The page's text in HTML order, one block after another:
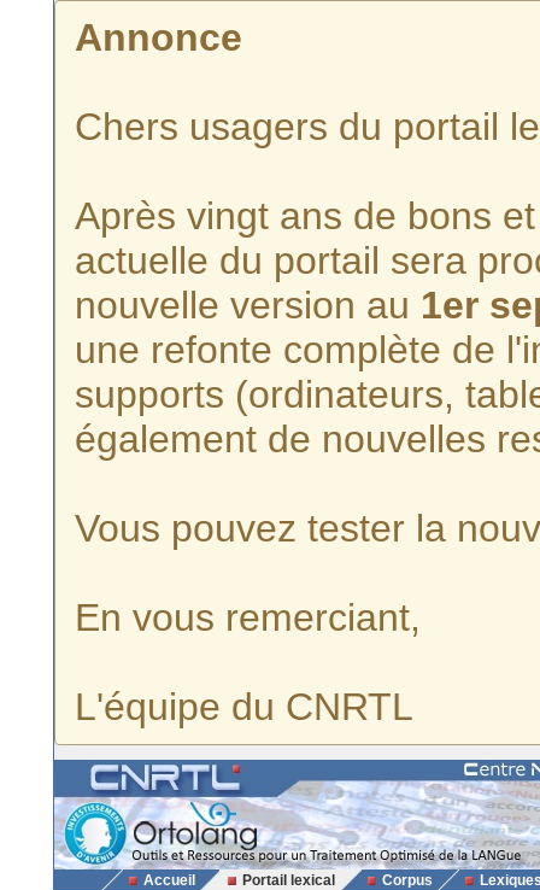
Annonce
Chers usagers du portail
Après vingt ans de bons
actuelle du portail sera
nouvelle version au 1er
une refonte complète de
supports (ordinateurs,
également de nouvelles
Vous pouvez tester la
En vous remerciant,
L'équipe du CNRTL
Accueil Portail lexical Corpus